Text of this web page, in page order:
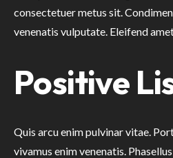
consectetuer metus sit.
venenatis vulputate. Eleifend
Positive
Quis arcu enim pulvinar vitae.
vivamus enim venenatis.